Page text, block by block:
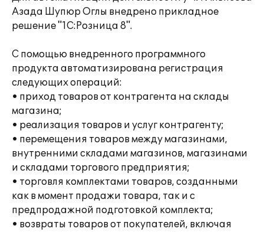
Азада Шупюр Оглы внедрено прикладное
решение "1С:Розница 8".
С помощью внедренного программного
продукта автоматизирована регистрация
следующих операций:
• приход товаров от контрагента на склады
магазина;
• реализация товаров и услуг контрагенту;
• перемещения товаров между магазинами,
внутренними складами магазинов, магазинами
и складами торгового предприятия;
• торговля комплектами товаров, созданными
как в момент продажи товара, так и с
предпродажной подготовкой комплекта;
• возвраты товаров от покупателей, включая